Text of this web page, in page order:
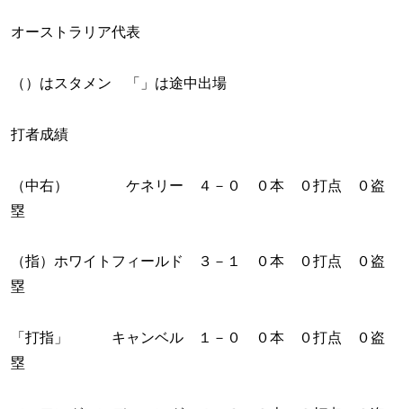
オーストラリア代表
（）はスタメン 「」は途中出場
打者成績
（中右） ケネリー ４－０ ０本 ０打点 ０盗
塁
（指）ホワイトフィールド ３－１ ０本 ０打点 ０盗
塁
「打指」 キャンベル １－０ ０本 ０打点 ０盗
塁